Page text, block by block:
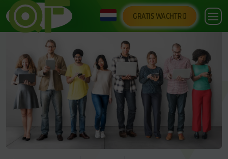
GRATIS WACHTRIJ